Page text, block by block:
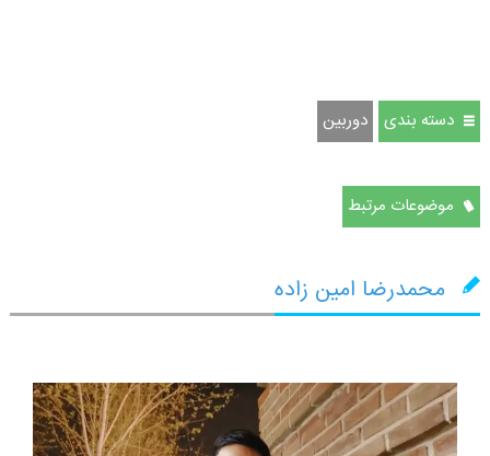
دسته بندی دوربين
موضوعات مرتبط
محمدرضا امین زاده